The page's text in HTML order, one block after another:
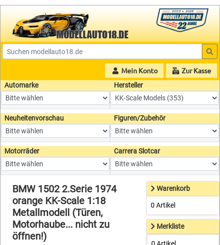
Mein Konto Zur Kasse
Automarke Hersteller
Neuheitenvorschau Figuren/Zubehör
Motorräder Carrera Slotcar
BMW 1502 2.Serie 1974
orange KK-Scale 1:18
Metallmodell (Türen,
Motorhaube... nicht zu
öffnen!)
Warenkorb
0 Artikel
Merkliste